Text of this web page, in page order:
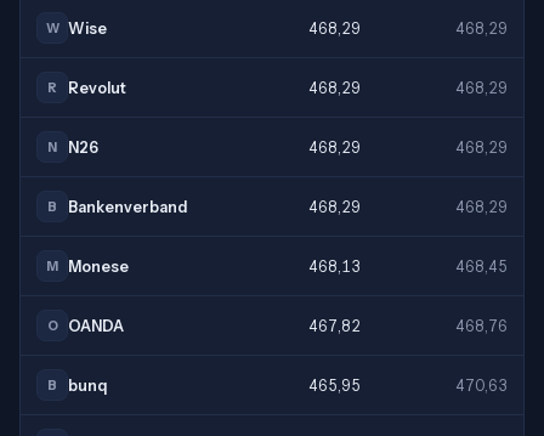
W Wise 468,29 468,29
R Revolut 468,29 468,29
N N26 468,29 468,29
B Bankenverband 468,29 468,29
M Monese 468,13 468,45
O OANDA 467,82 468,76
B bunq 465,95 470,63